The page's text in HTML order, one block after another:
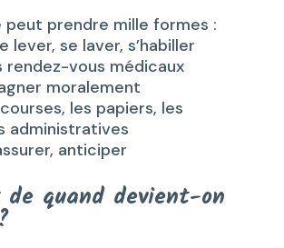
prendre mille formes :
lever, se laver, s’habiller
rendez-vous médicaux
moralement
les papiers, les
administratives
anticiper
quand devient-on